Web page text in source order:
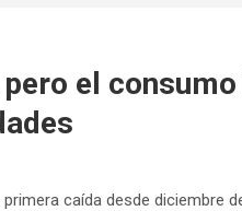
el
caída desde diciembre